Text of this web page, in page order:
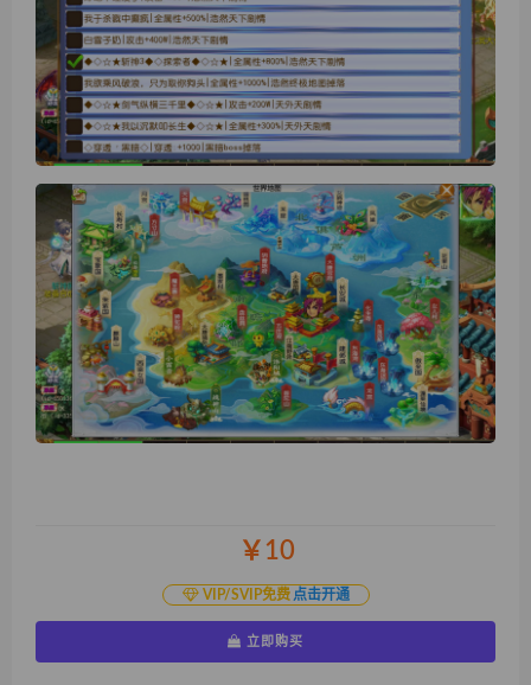
￥10
VIP/SVIP免费 点击开通
立即购买